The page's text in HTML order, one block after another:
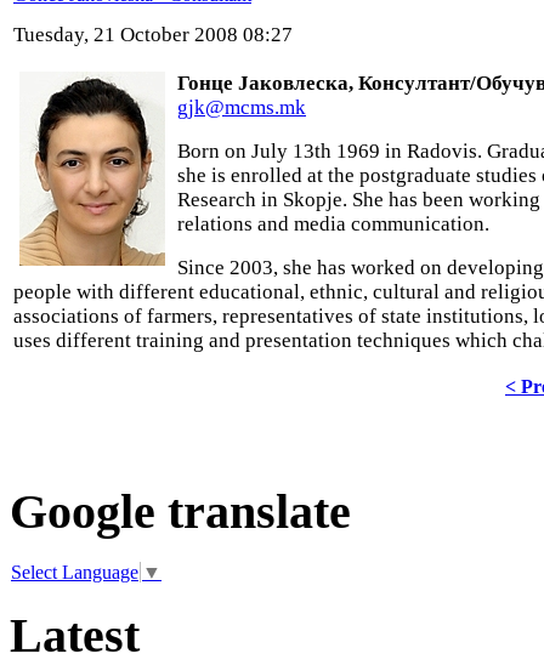
Tuesday, 21 October 2008 08:27
Гонце Јаковлеска, Консултант/
gjk@mcms.mk
Born on July 13th 1969 in Radovis.
she is enrolled at the postgraduate
Research in Skopje. She has been
relations and media communication.
Since 2003, she has worked on
people with different educational, ethnic, cultural and
associations of farmers, representatives of state institutions,
uses different training and presentation techniques which
<
Google translate
Select Language ▼
Latest